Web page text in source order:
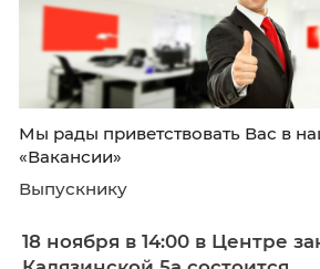
Уважаемые соискатели!